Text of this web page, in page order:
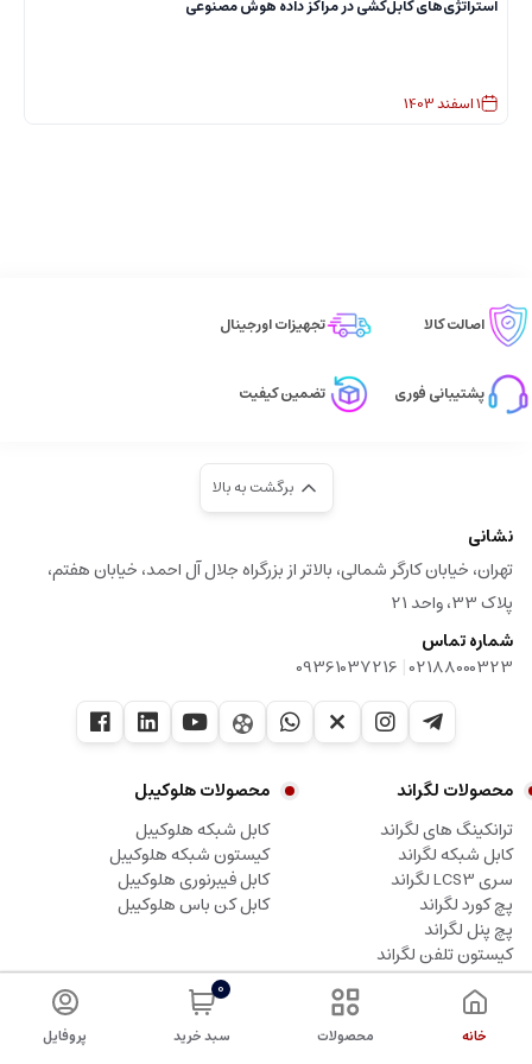
استراتژی‌های کابل‌کشی در مراکز داده هوش مصنوعی
1اسفند1403
اصالت کالا تجهیزات اورجینال
پشتیبانی فوری تضمین کیفیت
برگشت به بالا
نشانی
تهران، خیابان کارگر شمالی، بالاتر از بزرگراه جلال آل احمد، خیابان هفتم،
پلاک 33، واحد 21
شماره تماس
02188000323
|
09361037216
محصولات لگراند
ترانکینگ های لگراند
کابل شبکه لگراند
سری LCS3 لگراند
پچ کورد لگراند
پچ پنل لگراند
کیستون تلفن لگراند
محصولات هلوکیبل
کابل شبکه هلوکیبل
کیستون شبکه هلوکیبل
کابل فیبرنوری هلوکیبل
کابل کن باس هلوکیبل
کلیه حقوق این وبسایت متعلق به شرکت آلما شبکه پرداز، نماینده لگراند می باشد.
خانه محصولات
0
سبد خرید پروفایل